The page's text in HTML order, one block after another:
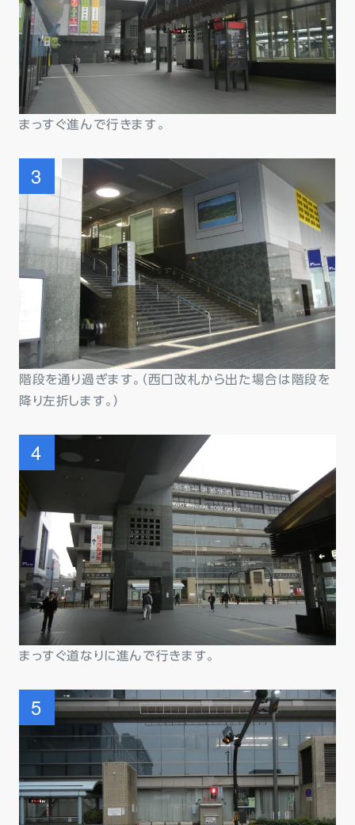
まっすぐ進んで行きます。
階段を通り過ぎます。（西口改札から出た場合は階段を
降り左折します。）
まっすぐ道なりに進んで行きます。